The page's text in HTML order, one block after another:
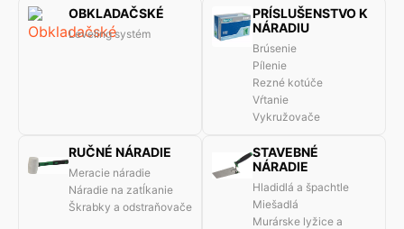
OBKLADAČSKÉ
Leveling systém
PRÍSLUŠENSTVO K
NÁRADIU
Brúsenie
Pílenie
Rezné kotúče
Vŕtanie
Vykružovače
RUČNÉ NÁRADIE
Meracie náradie
Náradie na zatĺkanie
Škrabky a odstraňovače
STAVEBNÉ
NÁRADIE
Hladidlá a špachtle
Miešadlá
Murárske lyžice a